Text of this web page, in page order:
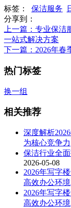
标签： 保洁服务
分享到：
上一篇 ：专业保
一站式解决方案
下一篇 ：2026年
热门标签
换一组
相关推荐
深度解析
为核心竞争力
保洁行业全
2026-05-08
2026年写字
高效办公环境
2026年写字
高效办公环境